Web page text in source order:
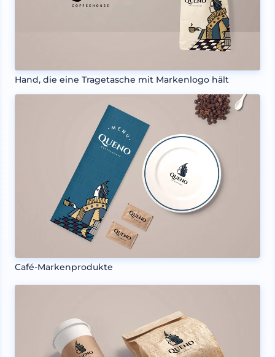
Hand, die eine Tragetasche mit Markenlogo hält
Café-Markenprodukte